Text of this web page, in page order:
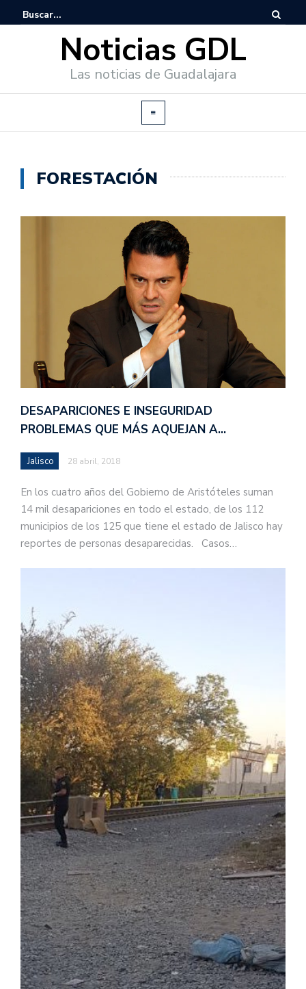
Noticias GDL
Las noticias de Guadalajara
FORESTACIÓN
DESAPARICIONES E INSEGURIDAD
PROBLEMAS QUE MÁS AQUEJAN A…
Jalisco 28 abril, 2018
En los cuatro años del Gobierno de Aristóteles suman
14 mil desapariciones en todo el estado, de los 112
municipios de los 125 que tiene el estado de Jalisco hay
reportes de personas desaparecidas. Casos…